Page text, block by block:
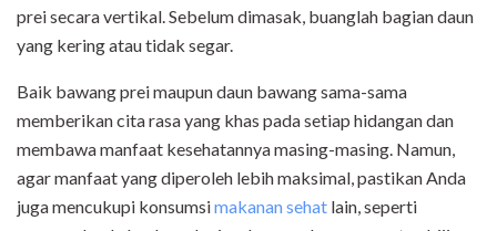
prei secara vertikal. Sebelum dimasak, buanglah bagian daun
yang kering atau tidak segar.
Baik bawang prei maupun daun bawang sama-sama
memberikan cita rasa yang khas pada setiap hidangan dan
membawa manfaat kesehatannya masing-masing. Namun,
agar manfaat yang diperoleh lebih maksimal, pastikan Anda
juga mencukupi konsumsimakanan sehat lain, seperti